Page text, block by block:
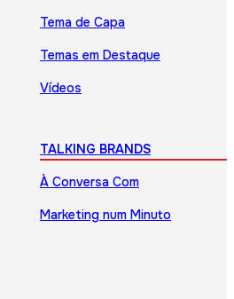
Tema de Capa
Temas em Destaque
Vídeos
TALKING BRANDS
À Conversa Com
Marketing num Minuto